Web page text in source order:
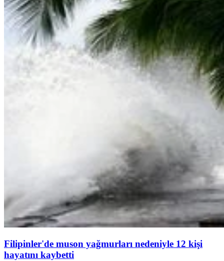
Filipinler'de muson yağmurları nedeniyle 12 kişi
hayatını kaybetti